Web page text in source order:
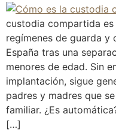
custodia compartida
regímenes de guarda y
España tras una
menores de edad. Sin
implantación, sigue
padres y madres que
familiar. ¿Es
[…]